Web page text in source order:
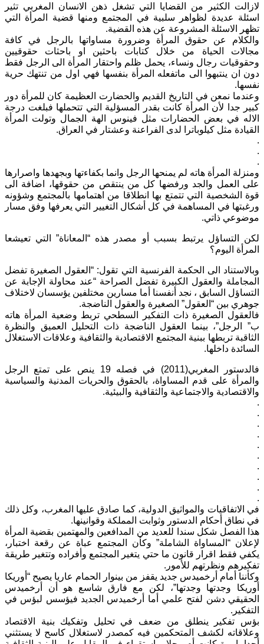
لازالت الكثير من القضايا التي تشغل ذهن الانسان المغربي تثير
اسئلة عديدة لظواهر سلبية في المجتمع ومنها قضية المرأة التي
تظهر الاسئلة المشروعة عن هذه القضية.
والكلام عن حقوق المرأة وضرورة مساواتها بالرجل في كافة
مجالات الحياة من خلال كتابات باحثين او باحثات حقوقيين
وحقوقيات رجال ونساء، يحمل ظلم واحتقار المرأة الى الرجل فقط
دون ان ينتبهوا الى ماتفعله المرأة بنفسها فهي اول من تنتهك حرية
نفسها.
وعندما نمعن في التاريخ القديم والحضارت العظيمة كان للمرأة دور
كبير جدا لأن المرأة كانت بقدر المسؤلية التي تتحملها فبلغت درجة
الاله في بعض الحضارات مثل فينوس الهة الجمال وتولت المرأة
القيادة مثل كيلوباترا لدى الفراعنة وعشتار في العراق.
.
.
.
ومنزلة المرأة هاته لم يمنحها الرجل وانما بكفاءتها وبجهدها واصرارها
على العمل والجد ورفضها كل من ينتقص من حقوقها، اضافة الى
قوة الشخصية التي تتمتع بها انطلاقا من اهتمامها بالمجتمع وشؤونه
ورغبتها في المساهمة في كل أشكال التغيير التي يعرفها وفق مسار
موضوعي ذاتي.
لكن التساؤل يرتبط بسبب أو مصدر هذه “المعاناة” التي تعيشعا
المرأة اليوم؟
وبالاستناد الى الحكمة الفرنسية التي تقول: “العقول الصغيرة تفضل
المجاملة والعقول الكبيرة تفضل الصراحة “عند محاولة الإجابة عن
التساؤل السابق ، نجد أنفسنا أما مسارين مختلفين يؤسسان لاختلاف
جوهري بين “العقول” الصغيرة والعقول الناضجة.
فالعقول الصغيرة ذات التفكير السطحي تربط وضعية المرأة هاته
ب” الرجل”، بينما العقول الناضجة ذات التحليل العميق والنظرة
الثاقبة تربطها ببنية المجتمع الاقتصادية والثقافية وعلاقات الاستغلال
السائدة داخلها.
فالدستور المغربي(2011) في فصله 19 ينص على تمتع الرجل
والمرأة على قدم المساواة، بالحقوق والحريات المدنية والسياسية
والاقتصادية والاجتماعية والثقافية والبيئية.
.
.
.
.
.
.
.
.
.
.
في الاتفاقيات والمواثيق الدولية، كما صادق عليها المغرب، وكل ذلك
في نطاق أحكام الدستور وثوابت المملكة وقوانينها.
هذا الفصل شكل سندا للعديد من المدافعين والمهتمين بقضية المرأة
لإعلان “المساواة الشاملة” وكأن المجتمع عباة عن رقعة اختبار،
يكفي فقط اقرار قانون ما حتي يتغير المجتمع وأفراده وتتغير طريقة
تفكيرهم ونظرتهم للأمور.
وكأننا أمام أرخميدس جديد يقفز من بينوار الحمام عاريا يصيح “أوريكا
أوريكا وجدتها وجدتها”، لكن مع فارق شاسع هو أن أرخميدس
الحقيقي دشن لفتح علمي أما أرخميدس الجديد فيؤسس لبؤس في
التفكير.
بؤس تفكير ينطلق من ضعف في تحليل وتفكيك بنية الاقتصاد
وعلاقاته لكشف المتحكمين فيه كمصدر لاستغلال كاسح لا يستثني